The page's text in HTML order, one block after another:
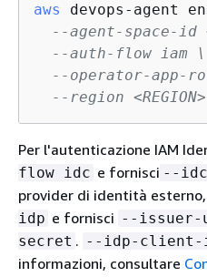
aws
devops-agent
--agent-space-id
--auth-flow iam \
--operator-app-
--region <REGION>
Per l'autenticazione IAM
flow idc e fornisci --
provider di identità
idp e fornisci --issuer-
secret . --idp-client-
informazioni, consultare